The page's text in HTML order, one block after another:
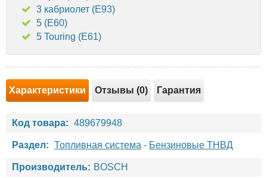
3 кабриолет (E93)
5 (E60)
5 Touring (E61)
Характеристики Отзывы (0) Гарантия
Код товара: 489679948
Раздел: Топливная система - Бензиновые ТНВД
Производитель: BOSCH